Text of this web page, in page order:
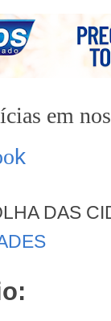
em
k
DAS